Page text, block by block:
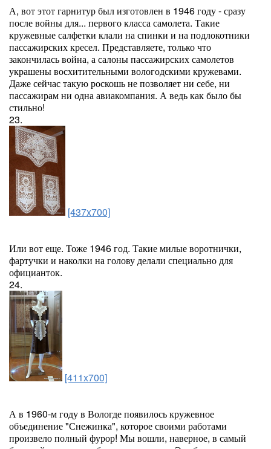
А, вот этот гарнитур был изготовлен в 1946 году - сразу
после войны для... первого класса самолета. Такие
кружевные салфетки клали на спинки и на подлокотники
пассажирских кресел. Представляете, только что
закончилась война, а салоны пассажирских самолетов
украшены восхитительными вологодскими кружевами.
Даже сейчас такую роскошь не позволяет ни себе, ни
пассажирам ни одна авиакомпания. А ведь как было бы
стильно!
23.
[437x700]
Или вот еще. Тоже 1946 год. Такие милые воротнички,
фартучки и наколки на голову делали специально для
официанток.
24.
[411x700]
А в 1960-м году в Вологде появилось кружевное
объединение "Снежинка", которое своими работами
произвело полный фурор! Мы вошли, наверное, в самый